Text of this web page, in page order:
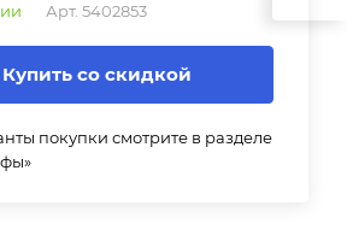
Арт. 5402853
Купить со скидкой
покупки смотрите в разделе